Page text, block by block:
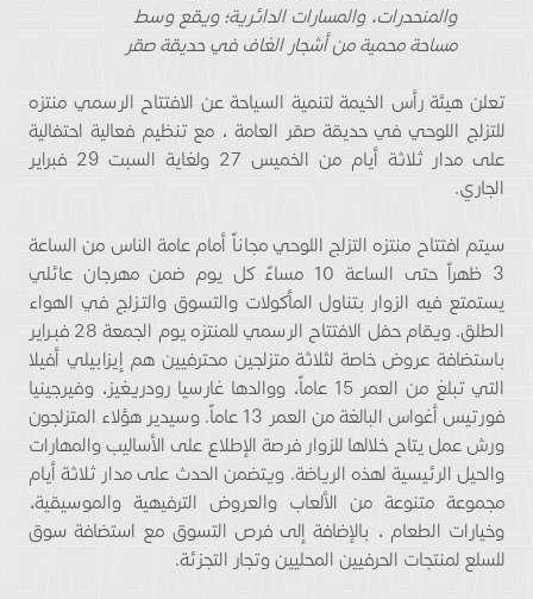
والمنحدرات، والمسارات الدائرية؛ ويقع وسط
مساحة محمية من أشجار الغاف في حديقة صقر
تعلن هيئة رأس الخيمة لتنمية السياحة عن الافتتاح الرسمي منتزه
للتزلج اللوحي في حديقة صقر العامة ، مع تنظيم فعالية احتفالية
على مدار ثلاثة أيام من الخميس 27 ولغاية السبت 29 فبراير
الجاري.
سيتم افتتاح منتزه التزلج اللوحي مجاناً أمام عامة الناس من الساعة
3 ظهراً حتى الساعة 10 مساءً كل يوم ضمن مهرجان عائلي
يستمتع فيه الزوار بتناول المأكولات والتسوق والتـزلج في الهواء
الطلق. ويقام حفل الافتتاح الرسمي للمنتزه يوم الجمعة 28 فبـراير
باستضافة عروض خاصة لثلاثة متزلجين محترفيين هم إيزابيلي أفيلا
التي تبلغ من العمر 15 عاماً، ووالدها غارسيا رودريغيز، وفيرجينيا
فورتيس أغواس البالغة من العمر 13 عاماً. وسيدير هؤلاء المتزلجون
ورش عمل يتاح خلالها للزوار فرصة الإطلاع على الأساليب والمهارات
والحيل الرئيسية لهذه الرياضة. ويتضمن الحدث على مدار ثلاثة أيام
مجموعة متنوعة من الألعاب والعروض الترفيهية والموسيقية،
وخيارات الطعام ، بالإضافة إلى فرص التسوق مع استضافة سوق
للسلع لمنتجات الحرفيين المحليين وتجار التجزئة.